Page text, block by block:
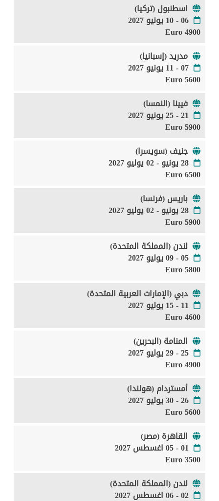
اسطنبول (تركيا)
06 - 10 يونيو 2027
4900 Euro
مدريد (إسبانيا)
07 - 11 يونيو 2027
5600 Euro
فيينا (النمسا)
21 - 25 يونيو 2027
5900 Euro
جنيف (سويسرا)
28 يونيو - 02 يوليو 2027
6500 Euro
باريس (فرنسا)
28 يونيو - 02 يوليو 2027
5900 Euro
لندن (المملكة المتحدة)
05 - 09 يوليو 2027
5800 Euro
دبي (الإمارات العربية المتحدة)
11 - 15 يوليو 2027
4600 Euro
المنامة (البحرين)
25 - 29 يوليو 2027
4900 Euro
أمستردام (هولندا)
26 - 30 يوليو 2027
5600 Euro
القاهرة (مصر)
01 - 05 اغسطس 2027
3500 Euro
لندن (المملكة المتحدة)
02 - 06 اغسطس 2027